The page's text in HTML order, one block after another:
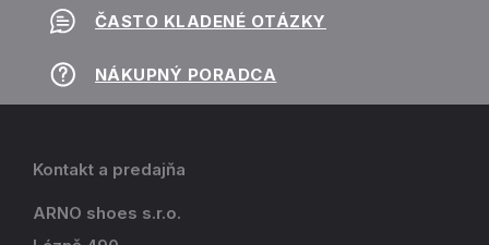
ČASTO KLADENÉ OTÁZKY
NÁKUPNÝ PORADCA
Kontakt a predajňa
ARNO shoes s.r.o.